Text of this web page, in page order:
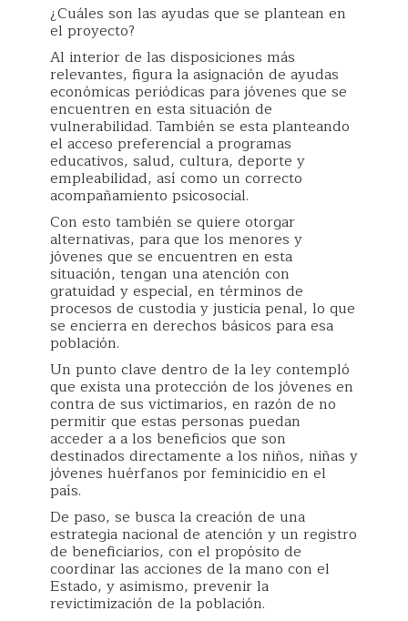
¿Cuáles son las ayudas que se plantean en
el proyecto?
Al interior de las disposiciones más
relevantes, figura la asignación de ayudas
económicas periódicas para jóvenes que se
encuentren en esta situación de
vulnerabilidad. También se esta planteando
el acceso preferencial a programas
educativos, salud, cultura, deporte y
empleabilidad, así como un correcto
acompañamiento psicosocial.
Con esto también se quiere otorgar
alternativas, para que los menores y
jóvenes que se encuentren en esta
situación, tengan una atención con
gratuidad y especial, en términos de
procesos de custodia y justicia penal, lo que
se encierra en derechos básicos para esa
población.
Un punto clave dentro de la ley contempló
que exista una protección de los jóvenes en
contra de sus victimarios, en razón de no
permitir que estas personas puedan
acceder a a los beneficios que son
destinados directamente a los niños, niñas y
jóvenes huérfanos por feminicidio en el
país.
De paso, se busca la creación de una
estrategia nacional de atención y un registro
de beneficiarios, con el propósito de
coordinar las acciones de la mano con el
Estado, y asimismo, prevenir la
revictimización de la población.